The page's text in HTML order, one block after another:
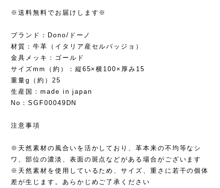
※送料無料でお届けします※
ブランド：Dono/ドーノ
材質：牛革（イタリア産セルバッジョ）
金具メッキ：ゴールド
サイズmm（約）：縦65×横100×厚み15
重量g（約）25
生産国：made in japan
No：SGF00049DN
注意事項
※天然素材の風合いを活かしており、革本来の不均等なシ
ワ、部位の濃淡、表面の斑点などがある場合がございます
※天然素材を使用しているため、サイズ、重さに若干の個体
差が生じます。あらかじめご了承ください